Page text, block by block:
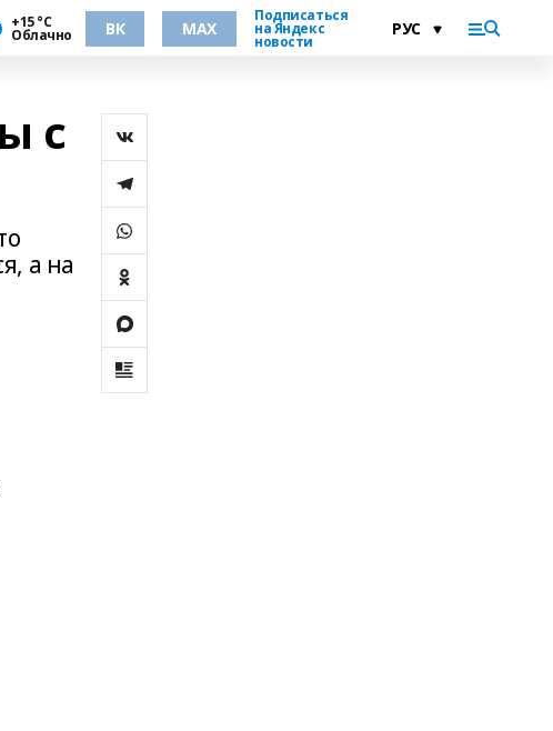
+15 °С
Облачно ВК MAX
Подписаться
на Яндекс
новости
с
а на